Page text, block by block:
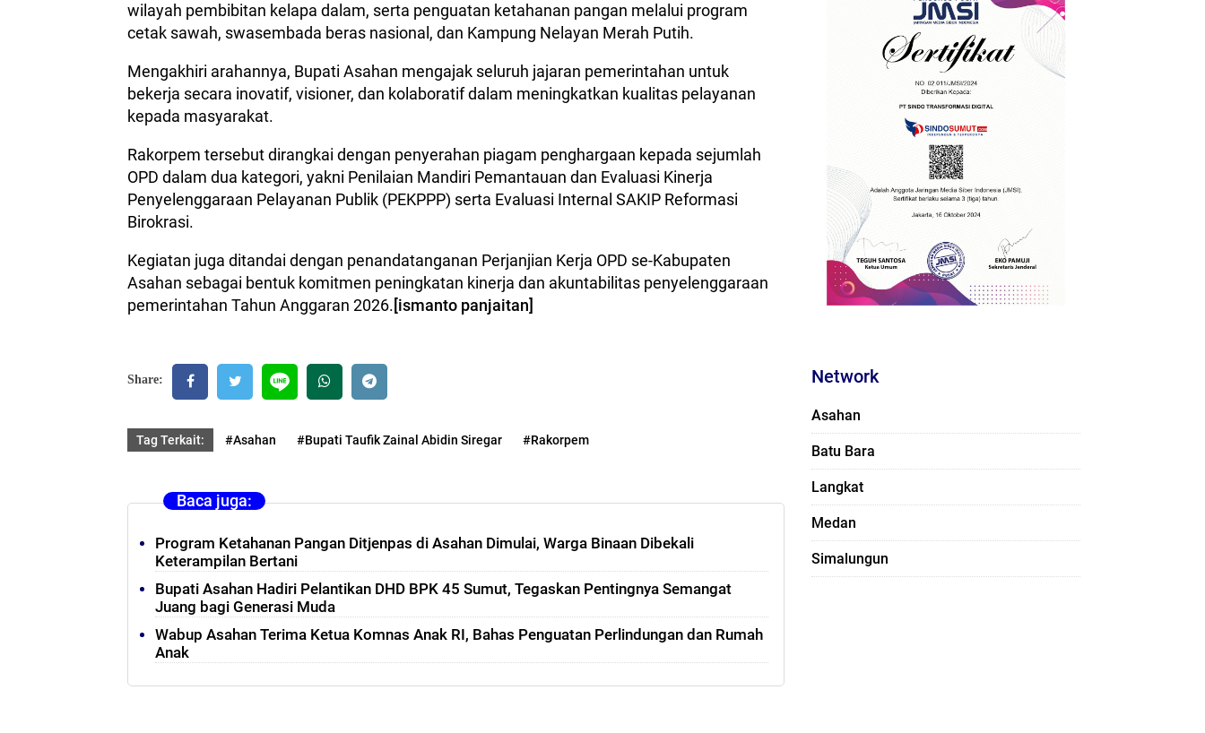
wilayah pembibitan kelapa dalam, serta penguatan ketahanan pangan melalui program
cetak sawah, swasembada beras nasional, dan Kampung Nelayan Merah Putih.
Mengakhiri arahannya, Bupati Asahan mengajak seluruh jajaran pemerintahan untuk
bekerja secara inovatif, visioner, dan kolaboratif dalam meningkatkan kualitas pelayanan
kepada masyarakat.
Rakorpem tersebut dirangkai dengan penyerahan piagam penghargaan kepada sejumlah
OPD dalam dua kategori, yakni Penilaian Mandiri Pemantauan dan Evaluasi Kinerja
Penyelenggaraan Pelayanan Publik (PEKPPP) serta Evaluasi Internal SAKIP Reformasi
Birokrasi.
Kegiatan juga ditandai dengan penandatanganan Perjanjian Kerja OPD se-Kabupaten
Asahan sebagai bentuk komitmen peningkatan kinerja dan akuntabilitas penyelenggaraan
pemerintahan Tahun Anggaran 2026.[ismanto panjaitan]
Share:
Tag Terkait: #Asahan #Bupati Taufik Zainal Abidin Siregar #Rakorpem
Baca juga:
Program Ketahanan Pangan Ditjenpas di Asahan Dimulai, Warga Binaan Dibekali
Keterampilan Bertani
Bupati Asahan Hadiri Pelantikan DHD BPK 45 Sumut, Tegaskan Pentingnya Semangat
Juang bagi Generasi Muda
Wabup Asahan Terima Ketua Komnas Anak RI, Bahas Penguatan Perlindungan dan Rumah
Anak
Network
Asahan
Batu Bara
Langkat
Medan
Simalungun